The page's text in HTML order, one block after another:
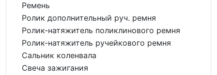
Ремень
Ролик дополнительный руч. ремня
Ролик-натяжитель поликлинового ремня
Ролик-натяжитель ручейкового ремня
Сальник коленвала
Свеча зажигания